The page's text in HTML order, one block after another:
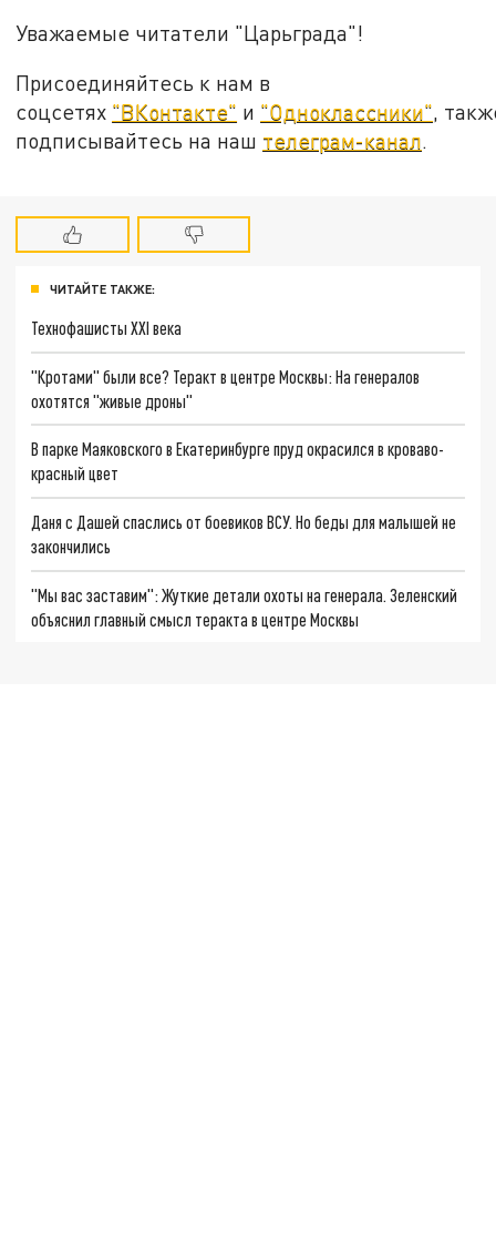
Уважаемые читатели "Царьграда"!
Присоединяйтесь к нам в
соцсетях "ВКонтакте" и "Одноклассники",
подписывайтесь на наш телеграм-канал.
ЧИТАЙТЕ ТАКЖЕ:
Технофашисты XXI века
"Кротами" были все? Теракт в центре Москвы: На генералов
охотятся "живые дроны"
В парке Маяковского в Екатеринбурге пруд окрасился в кроваво-
красный цвет
Даня с Дашей спаслись от боевиков ВСУ. Но беды для малышей не
закончились
"Мы вас заставим": Жуткие детали охоты на генерала. Зеленский
объяснил главный смысл теракта в центре Москвы